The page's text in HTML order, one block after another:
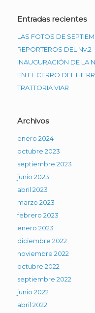
Entradas recientes
LAS FOTOS DE
REPORTEROS DEL Nv.2
INAUGURACIÓN DE LA
EN EL CERRO DEL
TRATTORIA VIAR
Archivos
enero 2024
octubre 2023
septiembre 2023
junio 2023
abril 2023
marzo 2023
febrero 2023
enero 2023
diciembre 2022
noviembre 2022
octubre 2022
septiembre 2022
junio 2022
abril 2022